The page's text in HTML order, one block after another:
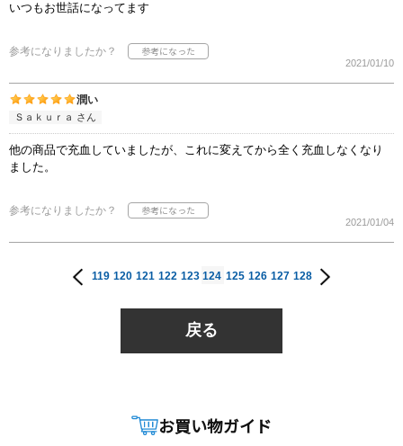
いつもお世話になってます
参考になりましたか？
2021/01/10
潤い
Ｓａｋｕｒａ さん
他の商品で充血していましたが、これに変えてから全く充血しなくなり
ました。
参考になりましたか？
2021/01/04
119 120 121 122 123 124 125 126 127 128
戻る
お買い物ガイド